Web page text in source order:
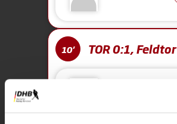
10' TOR 0:1, Feldtor